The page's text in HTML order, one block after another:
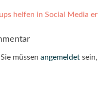
helfen in Social Media
Sie müssen angemeldetsein,